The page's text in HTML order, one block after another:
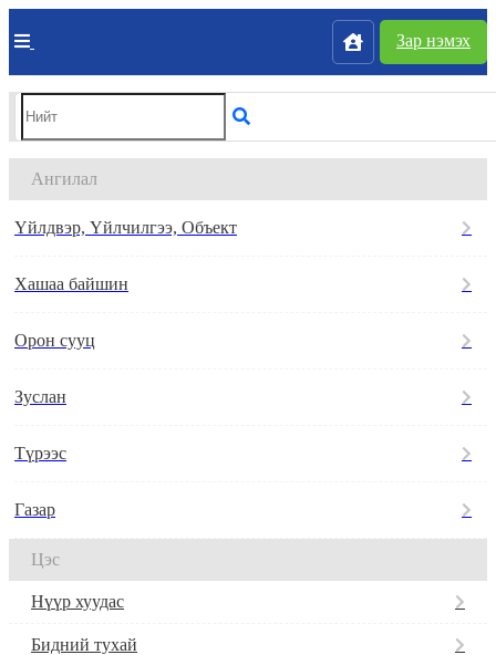
Зар нэмэх
Ангилал
Үйлдвэр, Үйлчилгээ, Объект
Хашаа байшин
Орон сууц
Зуслан
Түрээс
Газар
Цэс
Нүүр хуудас
Бидний тухай